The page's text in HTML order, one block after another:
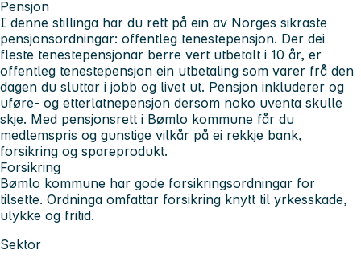
Pensjon
I denne stillinga har du rett på ein av Norges sikraste
pensjonsordningar: offentleg tenestepensjon. Der dei
fleste tenestepensjonar berre vert utbetalt i 10 år, er
offentleg tenestepensjon ein utbetaling som varer frå den
dagen du sluttar i jobb og livet ut. Pensjon inkluderer og
uføre- og etterlatnepensjon dersom noko uventa skulle
skje. Med pensjonsrett i Bømlo kommune får du
medlemspris og gunstige vilkår på ei rekkje bank,
forsikring og spareprodukt.
Forsikring
Bømlo kommune har gode forsikringsordningar for
tilsette. Ordninga omfattar forsikring knytt til yrkesskade,
ulykke og fritid.
Sektor